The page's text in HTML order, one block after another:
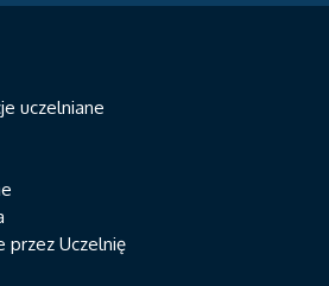
uczelniane
przez Uczelnię